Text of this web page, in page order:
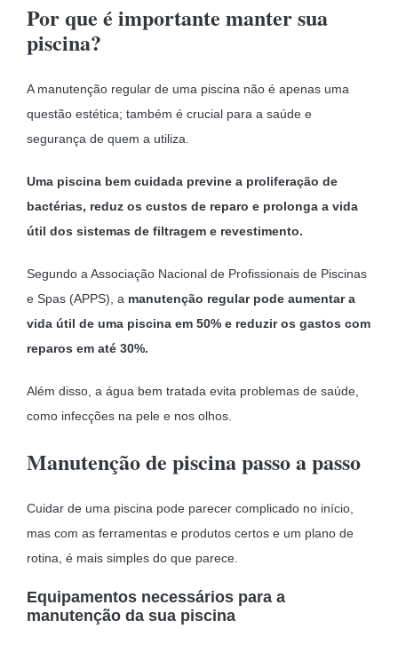
Por que é importante manter sua
piscina?
A manutenção regular de uma piscina não é apenas uma
questão estética; também é crucial para a saúde e
segurança de quem a utiliza.
Uma piscina bem cuidada previne a proliferação de
bactérias, reduz os custos de reparo e prolonga a vida
útil dos sistemas de filtragem e revestimento.
Segundo a Associação Nacional de Profissionais de Piscinas
e Spas (APPS), a manutenção regular pode aumentar a
vida útil de uma piscina em 50% e reduzir os gastos com
reparos em até 30%.
Além disso, a água bem tratada evita problemas de saúde,
como infecções na pele e nos olhos.
Manutenção de piscina passo a passo
Cuidar de uma piscina pode parecer complicado no início,
mas com as ferramentas e produtos certos e um plano de
rotina, é mais simples do que parece.
Equipamentos necessários para a
manutenção da sua piscina